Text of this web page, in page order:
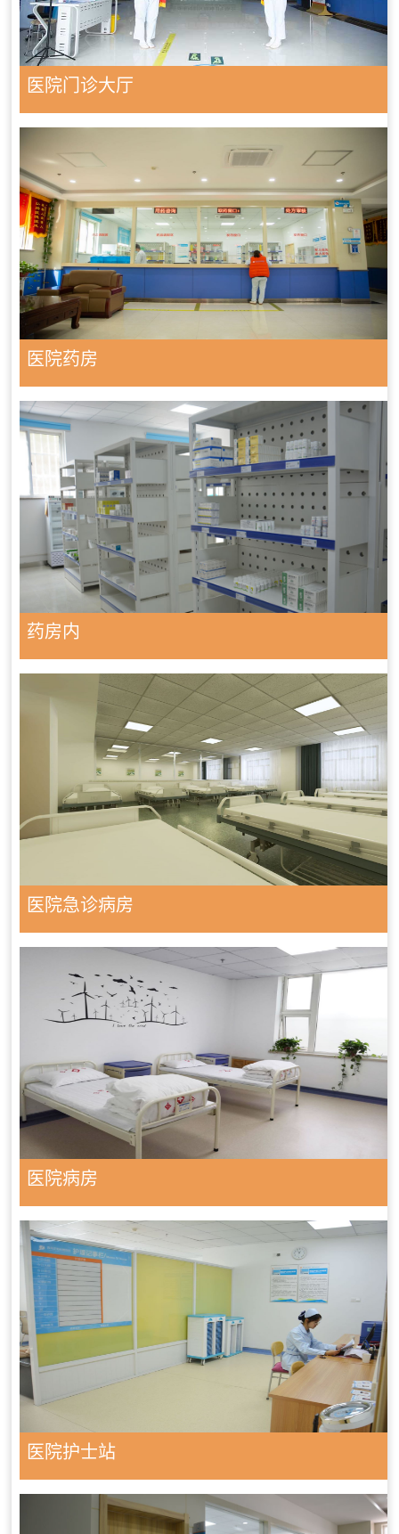
医院门诊大厅
医院药房
药房内
医院急诊病房
医院病房
医院护士站